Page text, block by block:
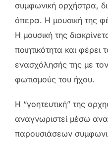
συμφωνική ορχήστρα,
όπερα. Η μουσική της
Η μουσική της
ποιητικότητα και
ενασχόλησής της με
φωτισμούς του ήχου.
H “γοητευτική” της
αναγνωριστεί μέσω
παρουσιάσεων